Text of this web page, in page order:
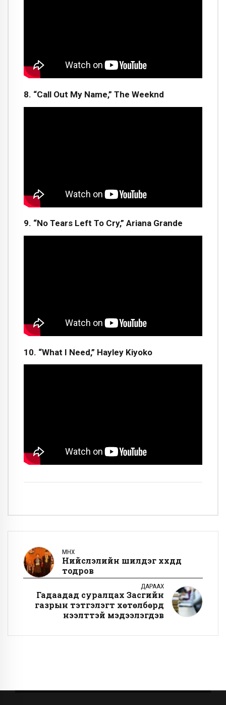
8. “Call Out My Name,” The Weeknd
9. “No Tears Left To Cry,” Ariana Grande
10. “What I Need,” Hayley Kiyoko
ӨМНӨХ
Нийслэлийн шилдэг хүүхдүүд
тодров
ДАРААХ
Гадаадад суралцах Засгийн
газрын тэтгэлэгт хөтөлбөрүүд
нээлттэй мэдээлэгдэв